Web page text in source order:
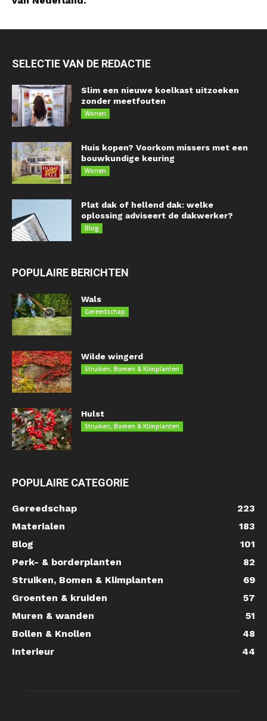
SELECTIE VAN DE REDACTIE
Slim een nieuwe koelkast uitzoeken
zonder meetfouten
Wonen
Huis kopen? Voorkom missers met een
bouwkundige keuring
Wonen
Plat dak of hellend dak: welke
oplossing adviseert de dakwerker?
Blog
POPULAIRE BERICHTEN
Wals
Gereedschap
Wilde wingerd
Struiken, Bomen & Klimplanten
Hulst
Struiken, Bomen & Klimplanten
POPULAIRE CATEGORIE
Gereedschap
223
Materialen
183
Blog
101
Perk- & borderplanten
82
Struiken, Bomen & Klimplanten
69
Groenten & kruiden
57
Muren & wanden
51
Bollen & Knollen
48
Interieur
44